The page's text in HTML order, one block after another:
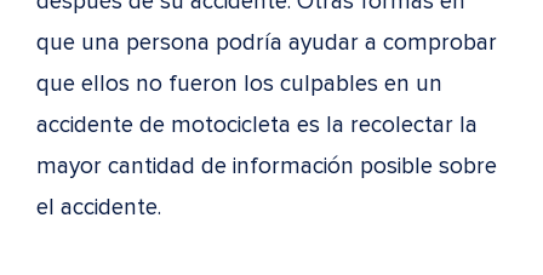
que una persona podría ayudar a comprobar
que ellos no fueron los culpables en un
accidente de motocicleta es la recolectar la
mayor cantidad de información posible sobre
el accidente.